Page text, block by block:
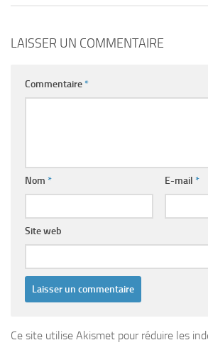
LAISSER UN COMMENTAIRE
Commentaire*
Nom * E-mail *
Site web
Ce site utilise Akismet pour réduire les